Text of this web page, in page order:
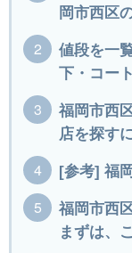
岡市西区
値段を一
下・コー
福岡市西
店を探す
[参考] 福
福岡市西
まずは、